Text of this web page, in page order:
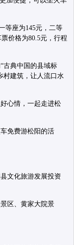
等座为145元，二等
价格为80.5元，行程
古典中国的县域标
村建筑，让人流口水
心情，一起走进松
免费游松阳的活
文化旅游发展投资
区、黄家大院景